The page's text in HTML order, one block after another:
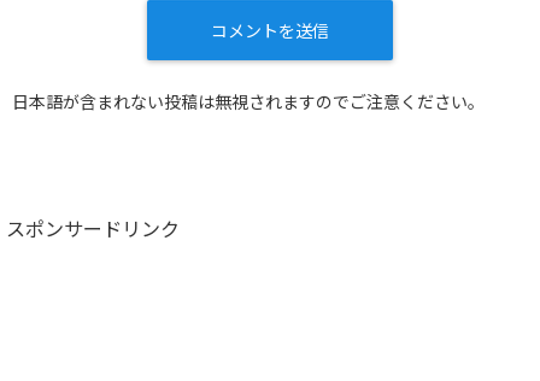
日本語が含まれない投稿は無視されますのでご注意ください。
スポンサードリンク